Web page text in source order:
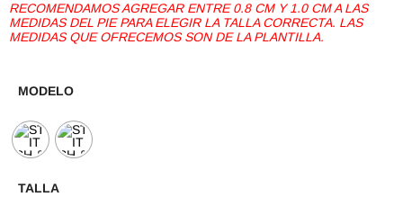
RECOMENDAMOS AGREGAR ENTRE 0.8 CM Y 1.0 CM A LAS
MEDIDAS DEL PIE PARA ELEGIR LA TALLA CORRECTA. LAS
MEDIDAS QUE OFRECEMOS SON DE LA PLANTILLA.
MODELO
TALLA